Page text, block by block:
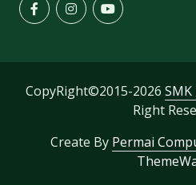
CopyRight©2015-2026 SMK
Right
Create By Permai